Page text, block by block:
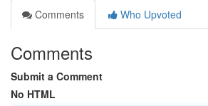
Comments
Who Upvoted
Comments
Submit a Comment
No HTML